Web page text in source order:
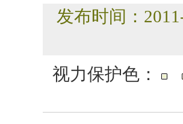
发布时间：
视力保护色：